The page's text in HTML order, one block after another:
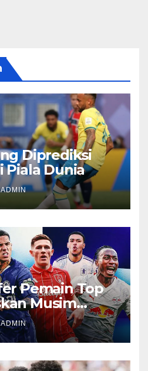
Diprediksi
Piala Dunia
ADMIN
Pemain Top
Musim
ADMIN